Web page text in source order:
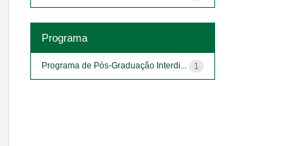
Programa
1
Programa de Pós-Graduação Interdi...